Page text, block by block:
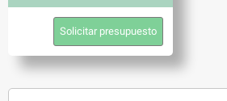
Solicitar presupuesto